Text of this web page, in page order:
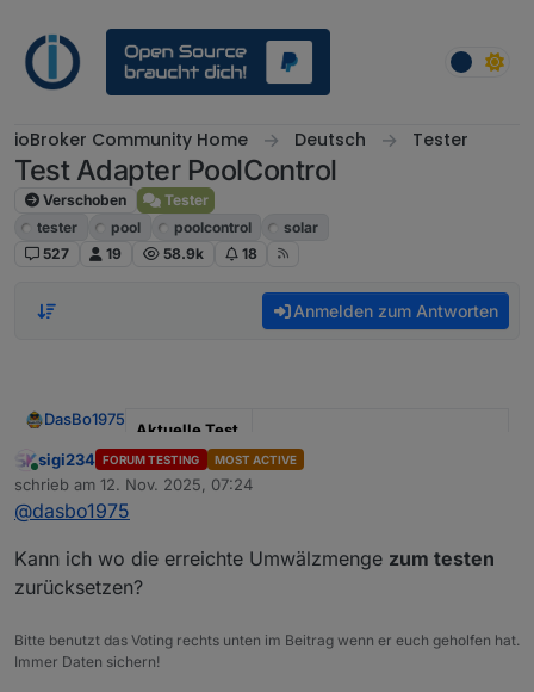
ioBroker Community Home Deutsch Tester
Test Adapter PoolControl
Verschoben
Tester
tester
pool poolcontrol
solar
527
19 58.9k 18
Anmelden zum Antworten
DasBo1975
Aktuelle Test
Version
1.4.1
Veröffentlichu
Github Link
https://github.com/DasBo1975/i
Adapter-Beschreibung
Der Adapter
Online
sigi234 FORUM TESTING MOST ACTIVE
schrieb am 12. Nov. 2025, 07:24
zuletzt editiert von
@dasbo1975
Kann ich wo die erreichte Umwälzmenge zum testen
zurücksetzen?
Bitte benutzt das Voting rechts unten im Beitrag wenn er euch geholfen hat.
Immer Daten sichern!